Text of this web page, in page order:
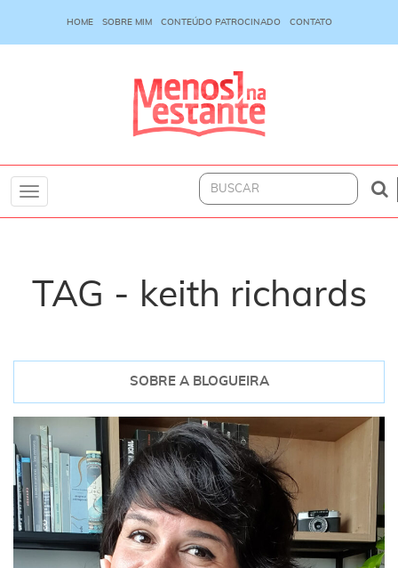
HOME SOBRE MIM CONTEÚDO PATROCINADO CONTATO
Toggle
TAG - keith richards
SOBRE A BLOGUEIRA